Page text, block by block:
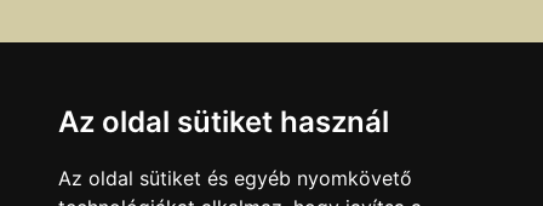
Az oldal sütiket használ
Az oldal sütiket és egyéb nyomkövető